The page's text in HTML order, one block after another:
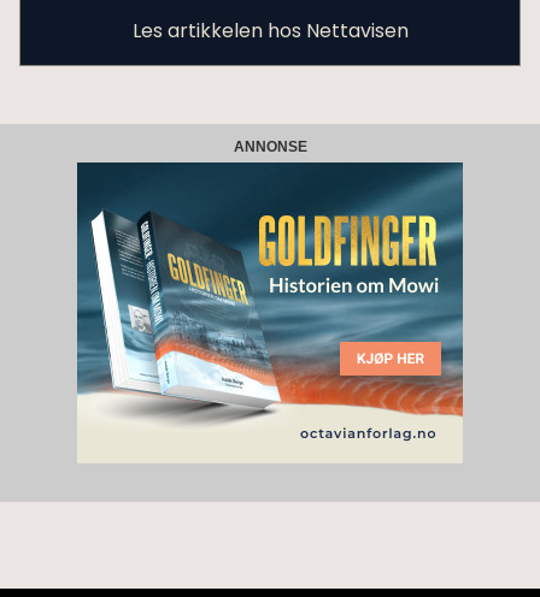
Les artikkelen hos Nettavisen
ANNONSE